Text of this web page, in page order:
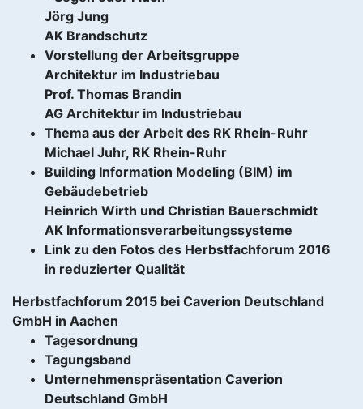
Jörg Jung
AK Brandschutz
Vorstellung der Arbeitsgruppe
Architektur im Industriebau
Prof. Thomas Brandin
AG Architektur im Industriebau
Thema aus der Arbeit des RK Rhein-Ruhr
Michael Juhr, RK Rhein-Ruhr
Building Information Modeling (BIM) im
Gebäudebetrieb
Heinrich Wirth und Christian Bauerschmidt
AK Informationsverarbeitungssysteme
Link zu den Fotos des Herbstfachforum 2016
in reduzierter Qualität
Herbstfachforum 2015 bei Caverion Deutschland
GmbH in Aachen
Tagesordnung
Tagungsband
Unternehmenspräsentation Caverion
Deutschland GmbH